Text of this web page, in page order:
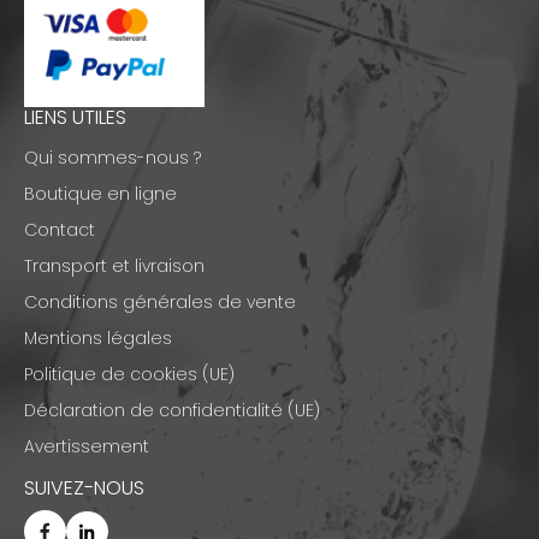
LIENS UTILES
Qui sommes-nous ?
Boutique en ligne
Contact
Transport et livraison
Conditions générales de vente
Mentions légales
Politique de cookies (UE)
Déclaration de confidentialité (UE)
Avertissement
SUIVEZ-NOUS